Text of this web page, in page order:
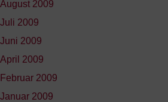
August 2009
Juli 2009
Juni 2009
April 2009
Februar 2009
Januar 2009